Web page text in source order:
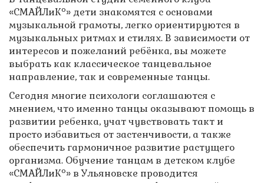
«СМАЙЛиКо» дети знакомятся с основами
музыкальной грамоты, легко ориентируются в
музыкальных ритмах и стилях. В зависимости от
интересов и пожеланий ребёнка, вы можете
выбрать как классическое танцевальное
направление, так и современные танцы.
Сегодня многие психологи соглашаются с
мнением, что именно танцы оказывают помощь в
развитии ребенка, учат чувствовать такт и
просто избавиться от застенчивости, а также
обеспечить гармоничное развитие растущего
организма. Обучение танцам в детском клубе
«СМАЙЛиКо» в Ульяновске проводится